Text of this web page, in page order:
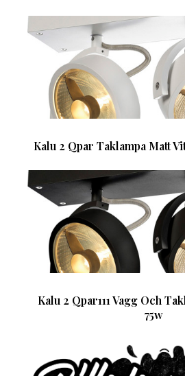
Kalu 2 Qpar Taklampa Matt Vit
Kalu 2 Qpar111 Vagg Och
75w